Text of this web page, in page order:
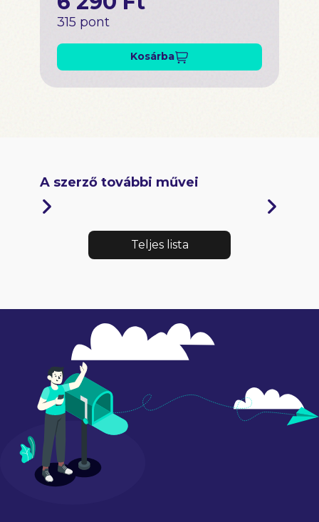
315 pont
Kosárba
A szerző további művei
Teljes lista